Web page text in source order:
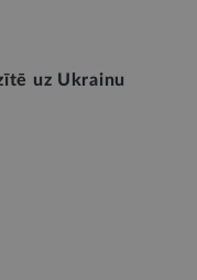
uz Ukrainu